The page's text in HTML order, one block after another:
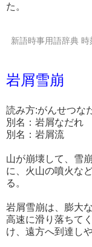
た。
新語時事用語辞典 時
岩屑雪崩
読み方:がんせつな
別名：岩屑なだれ
別名：岩屑流
山が崩壊して、雪
に、火山の噴火な
る。
岩屑雪崩は、膨大
高速に滑り落ちて
け、遠方へ到達し